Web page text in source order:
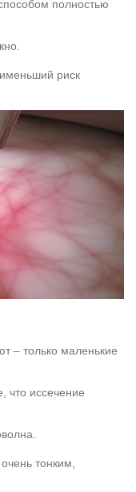
полностью
риск
– только маленькие
что иссечение
тонким,